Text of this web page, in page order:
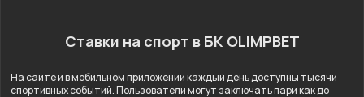
Ставки на спорт в БК OLIMPBET
На сайте и в мобильном приложении каждый день доступны тысячи
спортивных событий. Пользователи могут заключать пари как до